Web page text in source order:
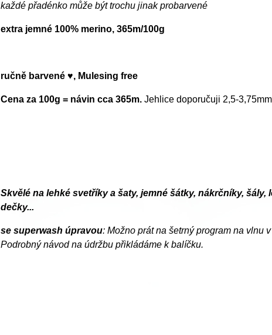
každé přadénko může být trochu jinak probarvené
extra jemné 100% merino, 365m/100g
ručně barvené ♥, Mulesing free
Cena za 100g = návin cca 365m.Jehlice doporučuji 2,5-
Skvělé na lehké svetříky a šaty, jemné šátky, nákrčníky,
dečky...
se superwash úpravou: Možno prát na šetrný program na vlnu
Podrobný návod na údržbu přikládáme k balíčku.